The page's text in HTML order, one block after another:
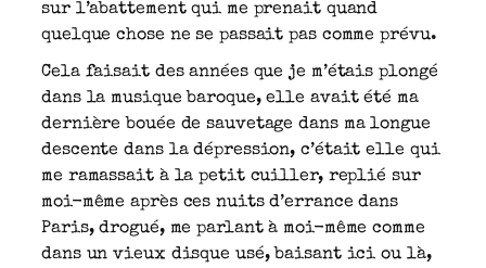
sur l’abattement qui me prenait quand
quelque chose ne se passait pas comme prévu.
Cela faisait des années que je m’étais plongé
dans la musique baroque, elle avait été ma
dernière bouée de sauvetage dans ma longue
descente dans la dépression, c’était elle qui
me ramassait à la petit cuiller, replié sur
moi-même après ces nuits d’errance dans
Paris, drogué, me parlant à moi-même comme
dans un vieux disque usé, baisant ici ou là,